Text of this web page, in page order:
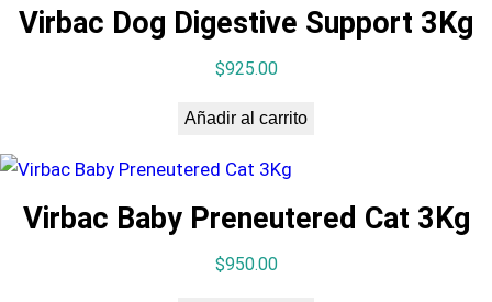
Virbac Dog Digestive Support 3Kg
$925.00
Añadir al carrito
Virbac Baby Preneutered Cat 3Kg
$950.00